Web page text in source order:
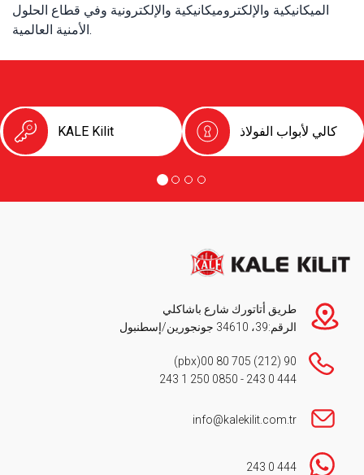
الميكانيكية والإلكتروميكانيكية والإلكترونية وفي قطاع الحلول
الأمنية العالمية.
KALE Kilit كالي لأبواب الفولاذ
طريق أتاتورك شارع باشاكلي
الرقم:39، 34610 جونجورين/إسطنبول
90 (212) 705 80 00
(pbx)
444 0 243
-
0850 250 1 243
info@kalekilit.com.tr
444 0 243